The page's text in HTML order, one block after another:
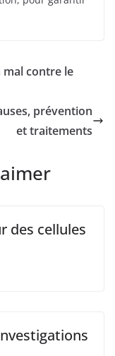
mal contre le
prévention
et traitements
des cellules